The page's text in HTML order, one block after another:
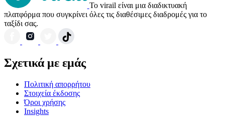
Το virail είναι μια διαδικτυακή
πλατφόρμα που συγκρίνει όλες τις διαθέσιμες διαδρομές για το
ταξίδι σας.
Σχετικά με εμάς
Πολιτική απορρήτου
Στοιχεία έκδοσης
Όροι χρήσης
Insights